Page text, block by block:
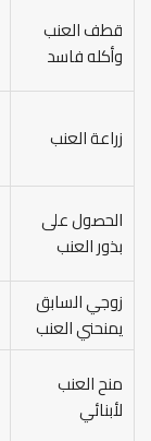
قطف العنب
وأكله فاسد
زراعة العنب
الحصول على
بذور العنب
زوجي السابق
يمنحني العنب
منح العنب
لأبنائي